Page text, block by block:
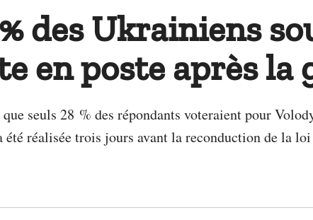
des Ukrainiens
en poste après la
seuls 28 % des répondants voteraient pour
été réalisée trois jours avant la reconduction de la